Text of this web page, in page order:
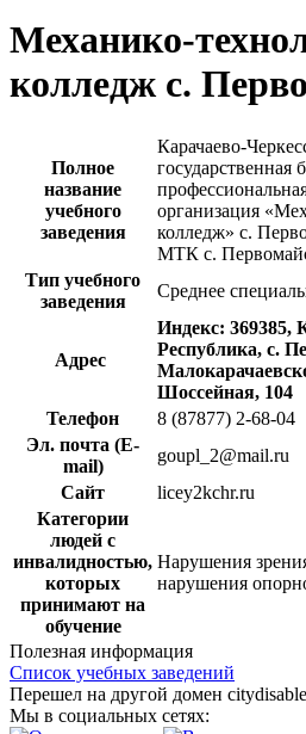
Механико-
колледж с.
Полное
название
учебного
заведения
Карачаево-
государственная
организация
колледж» с.
МТК с.
Тип учебного
заведения
Среднее
Адрес
Индекс: 369385,
Республика, с.
Шоссейная, 104
Телефон
8 (87877) 2-68-04
Эл. почта (E-
mail)
goupl_2@mail.ru
Сайт
licey2kchr.ru
Категории
людей с
инвалидностью,
которых
принимают на
обучение
Нарушения
нарушения
Полезная информация
Список учебных заведений
Перешел на другой домен
Мы в социальных сетях: